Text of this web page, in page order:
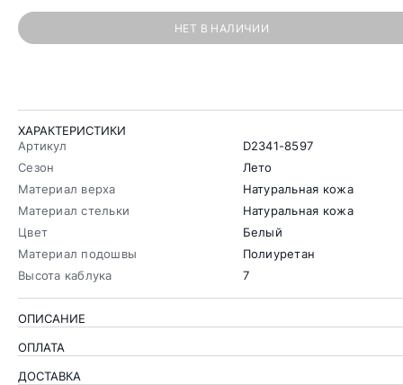
НЕТ В НАЛИЧИИ
ХАРАКТЕРИСТИКИ
Артикул
D2341-8597
Сезон
Лето
Материал верха
Натуральная кожа
Материал стельки
Натуральная кожа
Цвет
Белый
Материал подошвы
Полиуретан
Высота каблука
7
ОПИСАНИЕ
ОПЛАТА
ДОСТАВКА